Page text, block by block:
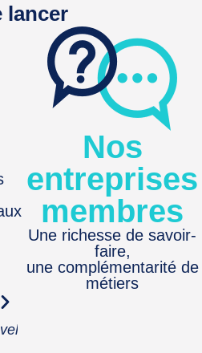
lancer
entreprises
Nos
entreprises
membres
Une richesse de savoir-
faire,
une complémentarité de
métiers